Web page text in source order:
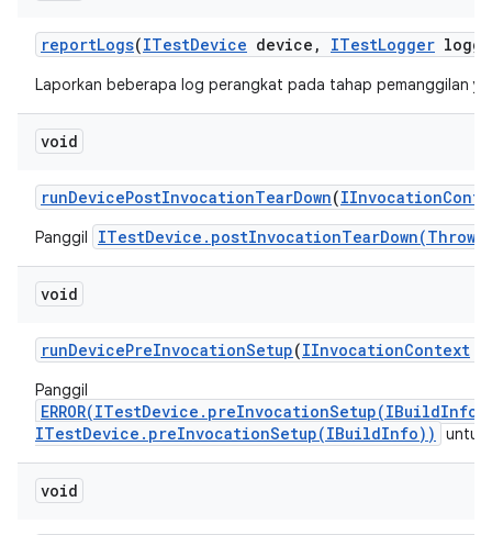
reportLogs(ITestDevice device , ITestLogger
Laporkan beberapa log perangkat pada tahap pemanggilan
void
runDevicePostInvocationTearDown(IInvocation
Panggil
void
runDevicePreInvocationSetup(IInvocationContext
Panggil
ITestDevice.preInvocationSetup(IBuildInfo))
untuk
void